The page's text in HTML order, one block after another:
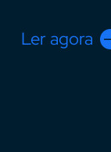
Ler agora